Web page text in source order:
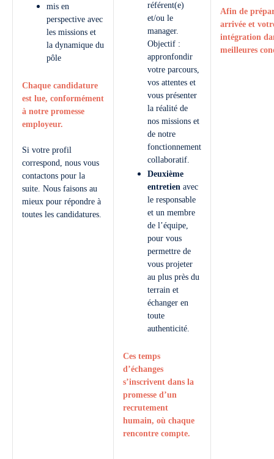
mis en
perspective avec
les missions et
la dynamique du
pôle
Chaque candidature
est lue, conformément
à notre promesse
employeur.
Si votre profil
correspond, nous vous
contactons pour la
suite. Nous faisons au
mieux pour répondre à
toutes les candidatures.
référent(e)
et/ou le
manager.
Objectif :
appronfondir
votre parcours,
vos attentes et
vous présenter
la réalité de
nos missions et
de notre
fonctionnement
collaboratif.
Deuxième
entretien avec
le responsable
et un membre
de l’équipe,
pour vous
permettre de
vous projeter
au plus près du
terrain et
échanger en
toute
authenticité.
Ces temps
d’échanges
s’inscrivent dans la
promesse d’un
recrutement
humain, où chaque
rencontre compte.
Afin de
arrivée et
intégration
meilleures